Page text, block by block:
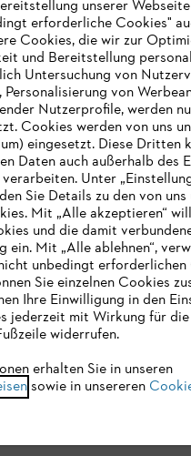
STIHL Markenshop
Nachhaltigkeit
STIHL Hinweisgebersystem
Informationen für
Erklärung zur
Produktpiraterie
Fakten zu STIHL
Allgemeine
unserer
erforderliche Cookies"
Cookies, die wir zur
und Bereitstellung
Untersuchung von
von
Nutzerprofile, werden
Cookies werden von uns
eingesetzt. Diese Dritten
Daten auch außerhalb des
Unter
Sie Details zu den von
Mit „Alle akzeptieren“
und die damit
ein. Mit „Alle ablehnen“,
unbedingt
Sie einzelnen Cookies
Ihre Einwilligung in den
jederzeit mit Wirkung für
widerrufen.
erhalten Sie in unseren
sowie in unsereren